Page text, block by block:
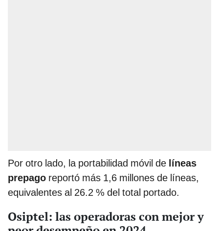
Por otro lado, la portabilidad móvil de líneas
prepago reportó más 1,6 millones de líneas,
equivalentes al 26.2 % del total portado.
Osiptel: las operadoras con mejor y